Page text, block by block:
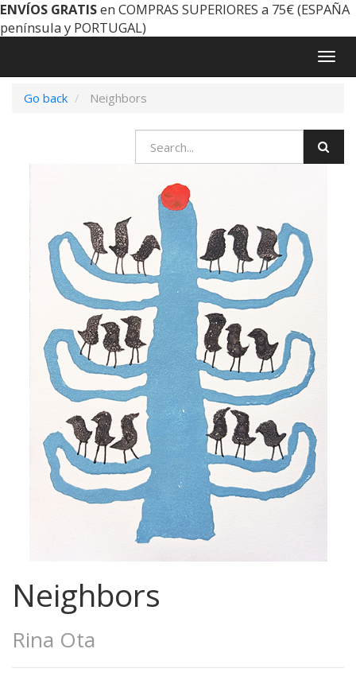
ENVÍOS GRATISen COMPRAS SUPERIORES a 75€ (ESPAÑA
península y PORTUGAL)
Go back
Neighbors
Neighbors
Rina Ota